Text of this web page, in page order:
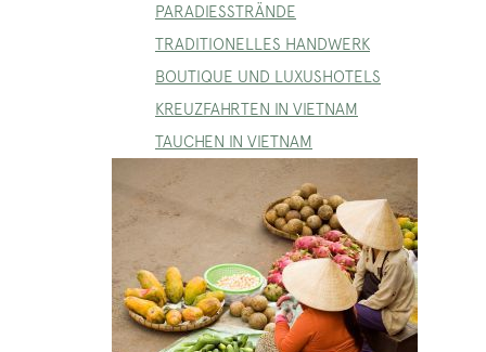
PARADIESSTRÄNDE
TRADITIONELLES HANDWERK
BOUTIQUE UND LUXUSHOTELS
KREUZFAHRTEN IN VIETNAM
TAUCHEN IN VIETNAM